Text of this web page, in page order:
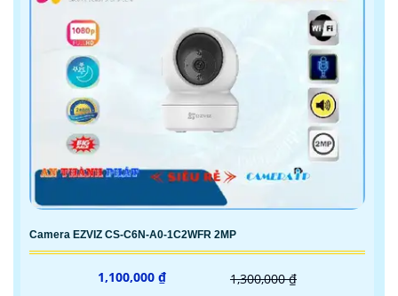
Camera EZVIZ CS-C6N-A0-1C2WFR 2MP
1,100,000 ₫ 1,300,000 ₫